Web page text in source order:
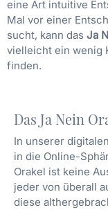
eine Art intuitive
Mal vor einer
sucht, kann das Ja
vielleicht ein wenig
finden.
Das Ja Nein
In unserer
in die Online-
Orakel ist keine
jeder von überall
diese